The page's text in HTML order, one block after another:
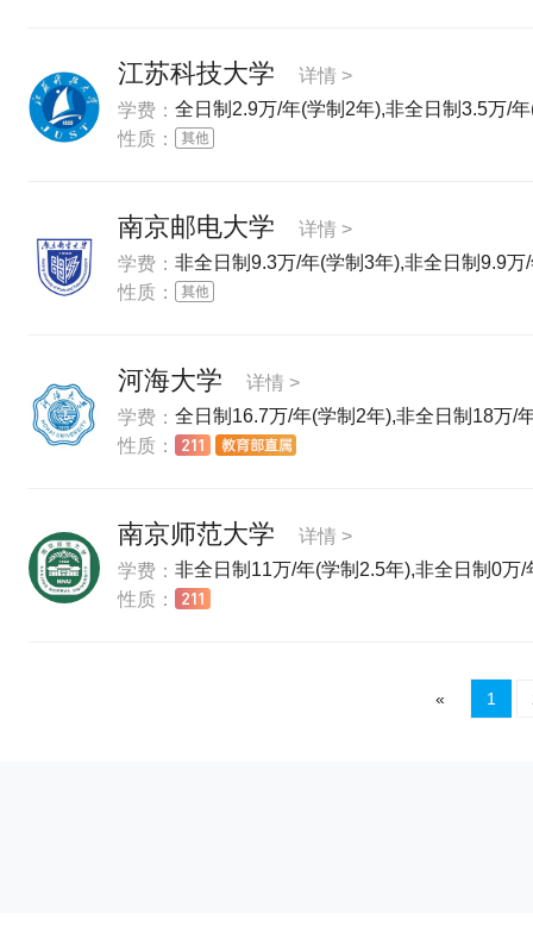
江苏科技大学
详情 >
学费： 全日制2.9万/年(学制2年),非全日制3.5万/
性质：
南京邮电大学
详情 >
学费： 非全日制9.3万/年(学制3年),非全日制9.9
性质：
河海大学
详情 >
学费： 全日制16.7万/年(学制2年),非全日制18万/
性质：
南京师范大学
详情 >
学费： 非全日制11万/年(学制2.5年),非全日制0万
性质：
« 1